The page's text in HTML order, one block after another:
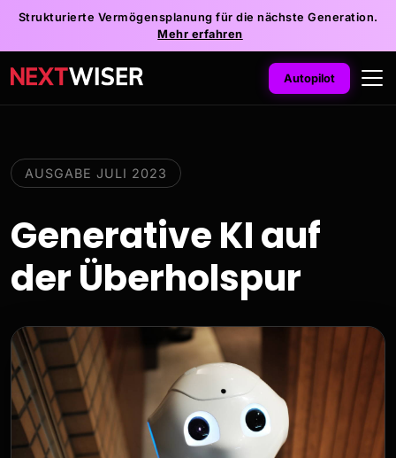
Strukturierte Vermögensplanung für die nächste Generation.
Mehr erfahren
Autopilot
AUSGABE JULI 2023
Generative KI auf
der Überholspur